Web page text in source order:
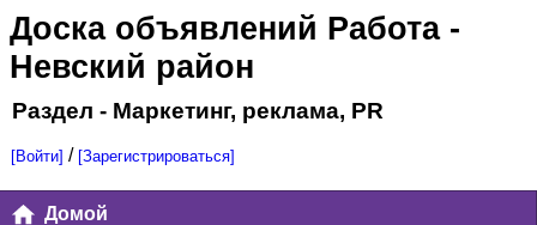
Доска объявлений Работа-
Невский район
Раздел - Маркетинг, реклама, PR
[Войти] / [Зарегистрироваться]
Домой